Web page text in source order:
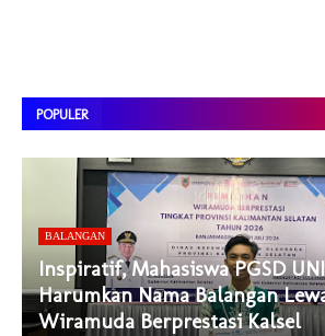
POPULER
BALANGAN
Inspiratif, Mahasiswa PGSD
Harumkan Nama Balangan
Wiramuda Berprestasi Kalsel